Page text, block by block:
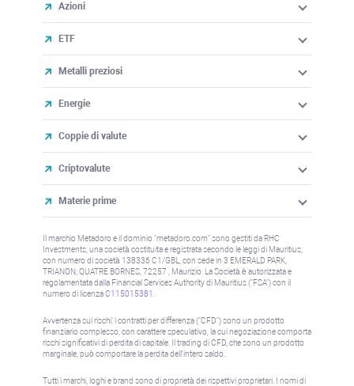
Azioni
ETF
Metalli preziosi
Energie
Coppie di valute
Criptovalute
Materie prime
Il marchio Metadoro e il dominio "metadoro.com" sono gestiti da RHC
Investments, una società costituita e registrata secondo le leggi di Mauritius,
con numero di società 138336 C1/GBL, con sede in 3 EMERALD PARK,
TRIANON, QUATRE BORNES, 72257 , Maurizio. La Società è autorizzata e
regolamentata dalla Financial Services Authority di Mauritius ("FSA") con il
numero di licenzaC115015381
Avvertenza sui rischi: i contratti per differenza ("CFD") sono un prodotto
finanziario complesso, con carattere speculativo, la cui negoziazione comporta
rischi significativi di perdita di capitale. Il trading di CFD, che sono un prodotto
marginale, può comportare la perdita dell'intero saldo.
Tutti i marchi, loghi e brand sono di proprietà dei rispettivi proprietari. I nomi di